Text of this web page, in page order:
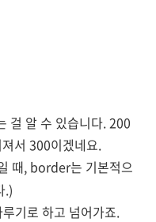
알 수 있습니다. 200
서 300이겠네요.
때, border는 기본적으
.)
기로 하고 넘어가죠.